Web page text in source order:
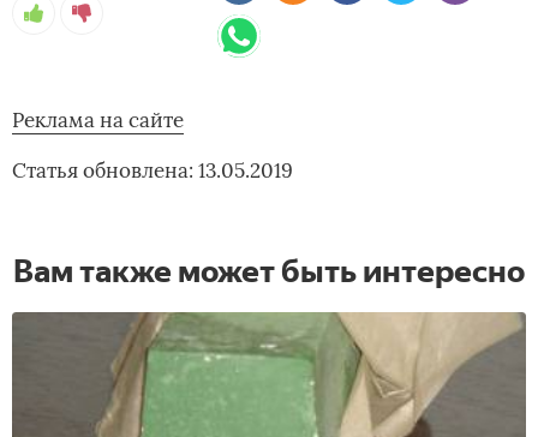
Реклама на сайте
Статья обновлена: 13.05.2019
Вам также может быть интересно